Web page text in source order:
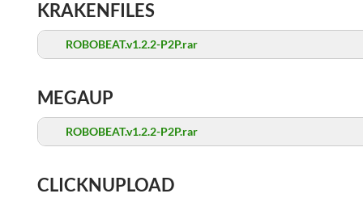
KRAKENFILES
ROBOBEAT.v1.2.2-P2P.rar
MEGAUP
ROBOBEAT.v1.2.2-P2P.rar
CLICKNUPLOAD